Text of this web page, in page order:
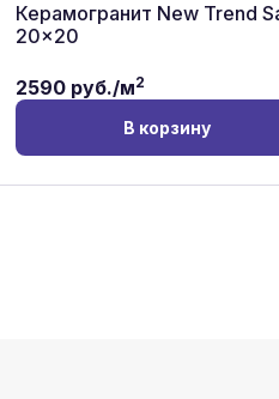
Керамогранит New Trend
20x20
2590руб./м2
В корзину